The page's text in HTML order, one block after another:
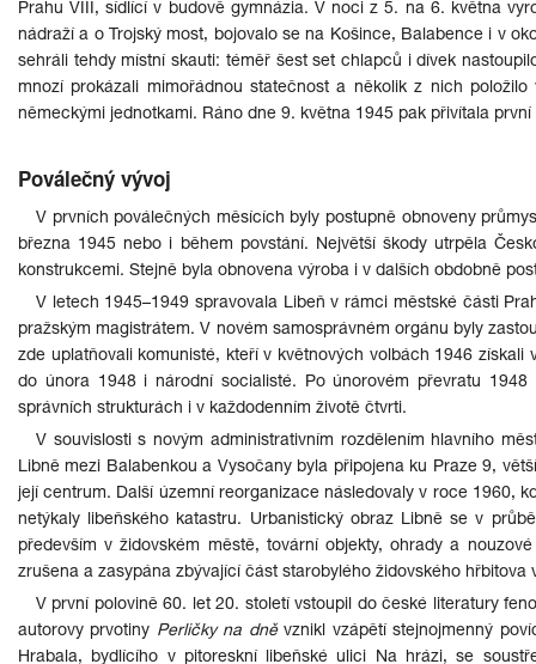
Prahu VIII, sídlící v budově gymnázia. V noci z 5. na 6. května
nádraží a o Trojský most, bojovalo se na Košince, Balabence i v
sehráli tehdy místní skauti: téměř šest set chlapců i dívek
mnozí prokázali mimořádnou statečnost a několik z nich
německými jednotkami. Ráno dne 9. května 1945 pak přivítala první
Poválečný vývoj
V prvních poválečných měsících byly postupně obnoveny
března 1945 nebo i během povstání. Největší škody utrpěla
konstrukcemi. Stejně byla obnovena výroba i v dalších obdobně
V letech 1945–1949 spravovala Libeň v rámci městské části
pražským magistrátem. V novém samosprávném orgánu byly
zde uplatňovali komunisté, kteří v květnových volbách 1946
do února 1948 i národní socialisté. Po únorovém převratu
správních strukturách i v každodenním životě čtvrti.
V souvislosti s novým administrativním rozdělením hlavního
Libně mezi Balabenkou a Vysočany byla připojena ku Praze 9,
její centrum. Další územní reorganizace následovaly v roce 1960,
netýkaly libeňského katastru. Urbanistický obraz Libně se v
především v židovském městě, tovární objekty, ohrady a
zrušena a zasypána zbývající část starobylého židovského
V první polovině 60. let 20. století vstoupil do české literatury
autorovy prvotiny Perličky na dněvznikl vzápětí stejnojmenný
Hrabala, bydlícího v pitoreskní libeňské ulici Na hrázi, se